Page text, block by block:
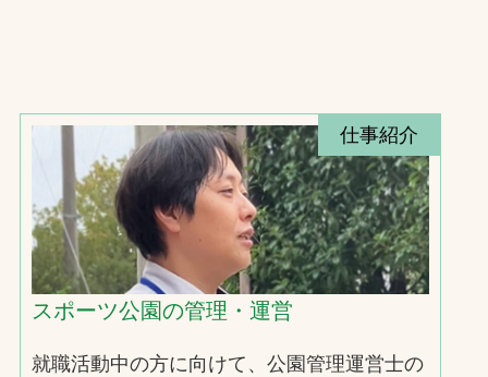
仕事紹介
スポーツ公園の管理・運営
就職活動中の方に向けて、公園管理運営士の